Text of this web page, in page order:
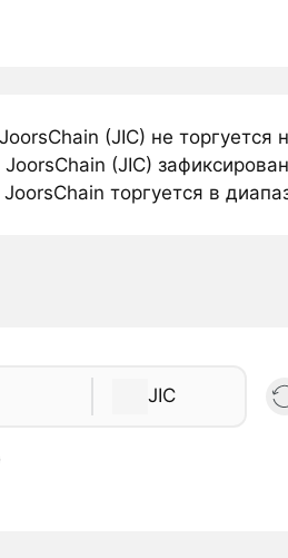
(JIC) не
(JIC)
торгуется в
JIC